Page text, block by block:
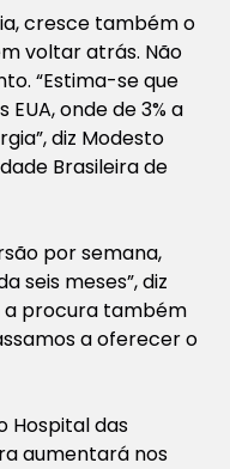
cresce também o
voltar atrás. Não
“Estima-se que
onde de 3% a
diz Modesto
Brasileira de
por semana,
seis meses”, diz
a procura também
a oferecer o
Hospital das
aumentará nos